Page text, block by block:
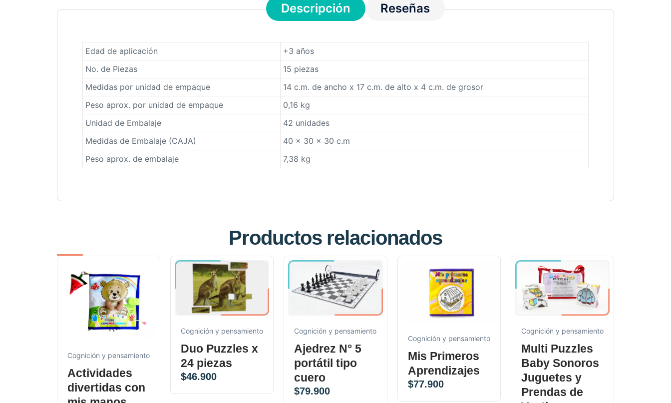
Descripción Reseñas
Edad de aplicación
+3 años
No. de Piezas
15 piezas
Medidas por unidad de empaque
14 c.m. de ancho x 17 c.m. de alto x 4 c.m. de grosor
Peso aprox. por unidad de empaque
0,16 kg
Unidad de Embalaje
42 unidades
Medidas de Embalaje (CAJA)
40 x 30 x 30 c.m
Peso aprox. de embalaje
7,38 kg
Productos relacionados
Cognición y pensamiento
Actividades
divertidas con
Cognición y pensamiento
Duo Puzzles x
24 piezas
$46.900
Cognición y pensamiento
Ajedrez N° 5
portátil tipo
cuero
$79.900
Cognición y pensamiento
Mis Primeros
Aprendizajes
$77.900
Cognición y pensamiento
Multi Puzzles
Baby Sonoros
Juguetes y
Prendas de